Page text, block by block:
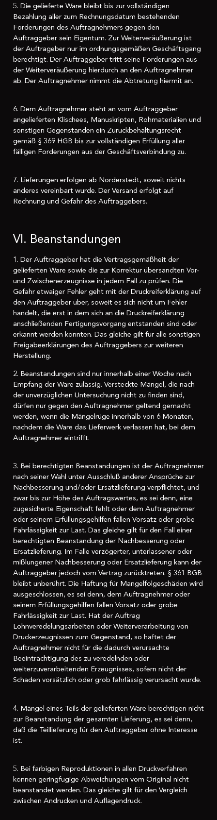
5. Die gelieferte Ware bleibt bis zur vollständigen
Bezahlung aller zum Rechnungsdatum bestehenden
Forderungen des Auftragnehmers gegen den
Auftraggeber sein Eigentum. Zur Weiterveräußerung ist
der Auftrageber nur im ordnungsgemäßen Geschäftsgang
berechtigt. Der Auftraggeber tritt seine Forderungen aus
der Weiterveräußerung hierdurch an den Auftragnehmer
ab. Der Auftragnehmer nimmt die Abtretung hiermit an.
6. Dem Auftragnehmer steht an vom Auftraggeber
angelieferten Klischees, Manuskripten, Rohmaterialien und
sonstigen Gegenständen ein Zurückbehaltungsrecht
gemäß § 369 HGB bis zur vollständigen Erfüllung aller
fälligen Forderungen aus der Geschäftsverbindung zu.
7. Lieferungen erfolgen ab Norderstedt, soweit nichts
anderes vereinbart wurde. Der Versand erfolgt auf
Rechnung und Gefahr des Auftraggebers.
VI. Beanstandungen
1. Der Auftraggeber hat die Vertragsgemäßheit der
gelieferten Ware sowie die zur Korrektur übersandten Vor-
und Zwischenerzeugnisse in jedem Fall zu prüfen. Die
Gefahr etwaiger Fehler geht mit der Druckreiferklärung auf
den Auftraggeber über, soweit es sich nicht um Fehler
handelt, die erst in dem sich an die Druckreiferklärung
anschließenden Fertigungsvorgang entstanden sind oder
erkannt werden konnten. Das gleiche gilt für alle sonstigen
Freigabeerklärungen des Auftraggebers zur weiteren
Herstellung.
2. Beanstandungen sind nur innerhalb einer Woche nach
Empfang der Ware zulässig. Versteckte Mängel, die nach
der unverzüglichen Untersuchung nicht zu finden sind,
dürfen nur gegen den Auftragnehmer geltend gemacht
werden, wenn die Mängelrüge innerhalb von 6 Monaten,
nachdem die Ware das Lieferwerk verlassen hat, bei dem
Auftragnehmer eintrifft.
3. Bei berechtigten Beanstandungen ist der Auftragnehmer
nach seiner Wahl unter Ausschluß anderer Ansprüche zur
Nachbesserung und/oder Ersatzlieferung verpflichtet, und
zwar bis zur Höhe des Auftragswertes, es sei denn, eine
zugesicherte Eigenschaft fehlt oder dem Auftragnehmer
oder seinem Erfüllungsgehilfen fallen Vorsatz oder grobe
Fahrlässigkeit zur Last. Das gleiche gilt für den Fall einer
berechtigten Beanstandung der Nachbesserung oder
Ersatzlieferung. Im Falle verzögerter, unterlassener oder
mißlungener Nachbesserung oder Ersatzlieferung kann der
Auftraggeber jedoch vom Vertrag zurücktreten. § 361 BGB
bleibt unberührt. Die Haftung für Mangelfolgeschäden wird
ausgeschlossen, es sei denn, dem Auftragnehmer oder
seinem Erfüllungsgehilfen fallen Vorsatz oder grobe
Fahrlässigkeit zur Last. Hat der Auftrag
Lohnveredelungsarbeiten oder Weiterverarbeitung von
Druckerzeugnissen zum Gegenstand, so haftet der
Auftragnehmer nicht für die dadurch verursachte
Beeinträchtigung des zu veredelnden oder
weiterzuverarbeitenden Erzeugnisses, sofern nicht der
Schaden vorsätzlich oder grob fahrlässig verursacht wurde.
4. Mängel eines Teils der gelieferten Ware berechtigen nicht
zur Beanstandung der gesamten Lieferung, es sei denn,
daß die Teillieferung für den Auftraggeber ohne Interesse
ist.
5. Bei farbigen Reproduktionen in allen Druckverfahren
können geringfügige Abweichungen vom Original nicht
beanstandet werden. Das gleiche gilt für den Vergleich
zwischen Andrucken und Auflagendruck.